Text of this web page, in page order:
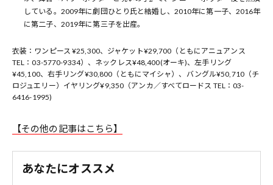
している。2009年に劇団ひとり氏と結婚し、2010年に第一子、2016年
に第二子、2019年に第三子を出産。
衣装：ワンピース ¥25,300、ジャケット¥29,700（ともにアニュアンス
TEL：03-5770-9334）、ネックレス¥48,400(オーキ)、左手リング
¥45,100、右手リング¥30,800（ともにマイシャ）、バングル¥50,710（チ
ロジュエリー）イヤリング¥9,350（アンカ／すべてロードス TEL：03-
6416-1995)
【その他の記事はこちら】
あなたにオススメ